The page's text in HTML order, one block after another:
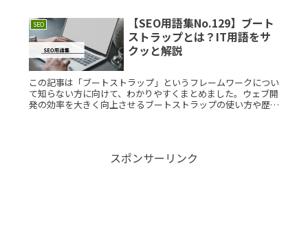
SEO
【SEO用語集No.129】ブート
ストラップとは？IT用語をサ
クッと解説
この記事は「ブートストラップ」というフレームワークについ
て知らない方に向けて、わかりやすくまとめました。ウェブ開
発の効率を大きく向上させるブートストラップの使い方や歴
スポンサーリンク